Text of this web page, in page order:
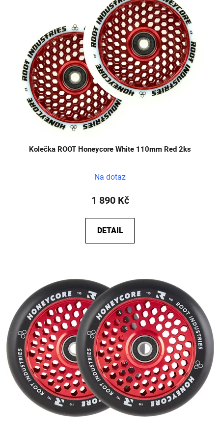
Kolečka ROOT Honeycore White 110mm Red 2ks
Na dotaz
1 890 Kč
DETAIL